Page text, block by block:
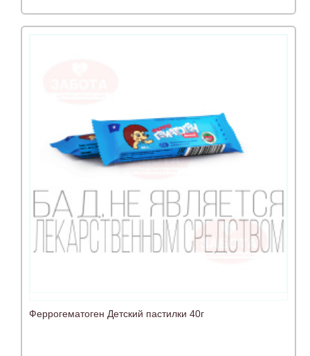
Феррогематоген Детский пастилки 40г